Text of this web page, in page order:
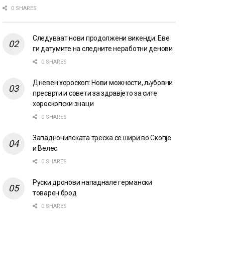
0 SHARES
Следуваат нови продолжени викенди: Еве
ги датумите на следните неработни денови
0 SHARES
Дневен хороскоп: Нови можности, љубовни
пресврти и совети за здравјето за сите
хороскопски знаци
0 SHARES
Западнонилската треска се шири во Скопје
и Велес
0 SHARES
Руски дронови нападнале германски
товарен брод
0 SHARES